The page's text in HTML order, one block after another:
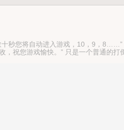
秒您将自动进入游戏，10，9，8……”
祝您游戏愉快。” 只是一个普通的打